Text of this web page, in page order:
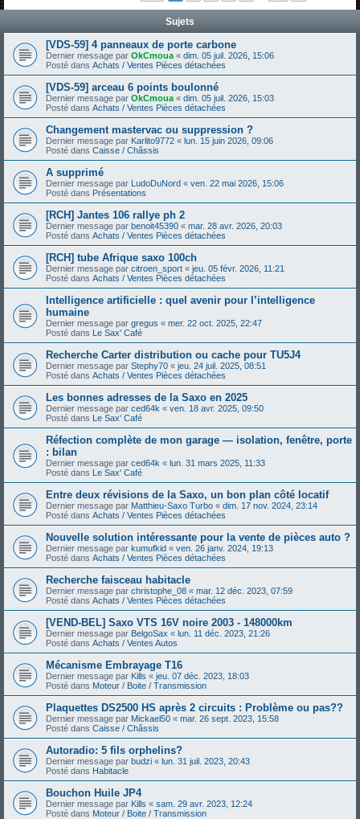
c
Sujets
[VDS-59] 4 panneaux de porte carbone
Dernier message par OkCmoua « dim. 05 juil. 2026, 15:06
Posté dans Achats / Ventes Pièces détachées
[VDS-59] arceau 6 points boulonné
Dernier message par OkCmoua « dim. 05 juil. 2026, 15:03
Posté dans Achats / Ventes Pièces détachées
Changement mastervac ou suppression ?
Dernier message par Karlito9772 « lun. 15 juin 2026, 09:06
Posté dans Caisse / Châssis
A supprimé
Dernier message par LudoDuNord « ven. 22 mai 2026, 15:06
Posté dans Présentations
[RCH] Jantes 106 rallye ph 2
Dernier message par benoit45390 « mar. 28 avr. 2026, 20:03
Posté dans Achats / Ventes Pièces détachées
[RCH] tube Afrique saxo 100ch
Dernier message par citroen_sport « jeu. 05 févr. 2026, 11:21
Posté dans Achats / Ventes Pièces détachées
Intelligence artificielle : quel avenir pour l’intelligence
humaine
Dernier message par gregus « mer. 22 oct. 2025, 22:47
Posté dans Le Sax' Café
Recherche Carter distribution ou cache pour TU5J4
Dernier message par Stephy70 « jeu. 24 juil. 2025, 08:51
Posté dans Achats / Ventes Pièces détachées
Les bonnes adresses de la Saxo en 2025
Dernier message par ced64k « ven. 18 avr. 2025, 09:50
Posté dans Le Sax' Café
Réfection complète de mon garage — isolation, fenêtre, porte
: bilan
Dernier message par ced64k « lun. 31 mars 2025, 11:33
Posté dans Le Sax' Café
Entre deux révisions de la Saxo, un bon plan côté locatif
Dernier message par Matthieu-Saxo Turbo « dim. 17 nov. 2024, 23:14
Posté dans Achats / Ventes Pièces détachées
Nouvelle solution intéressante pour la vente de pièces auto ?
Dernier message par kumufkid « ven. 26 janv. 2024, 19:13
Posté dans Achats / Ventes Pièces détachées
Recherche faisceau habitacle
Dernier message par christophe_08 « mar. 12 déc. 2023, 07:59
Posté dans Achats / Ventes Pièces détachées
[VEND-BEL] Saxo VTS 16V noire 2003 - 148000km
Dernier message par BelgoSax « lun. 11 déc. 2023, 21:26
Posté dans Achats / Ventes Autos
Mécanisme Embrayage T16
Dernier message par Kills « jeu. 07 déc. 2023, 18:03
Posté dans Moteur / Boite / Transmission
Plaquettes DS2500 HS après 2 circuits : Problème ou pas??
Dernier message par Mickael50 « mar. 26 sept. 2023, 15:58
Posté dans Caisse / Châssis
Autoradio: 5 fils orphelins?
Dernier message par budzi « lun. 31 juil. 2023, 20:43
Posté dans Habitacle
Bouchon Huile JP4
Dernier message par Kills « sam. 29 avr. 2023, 12:24
Posté dans Moteur / Boite / Transmission